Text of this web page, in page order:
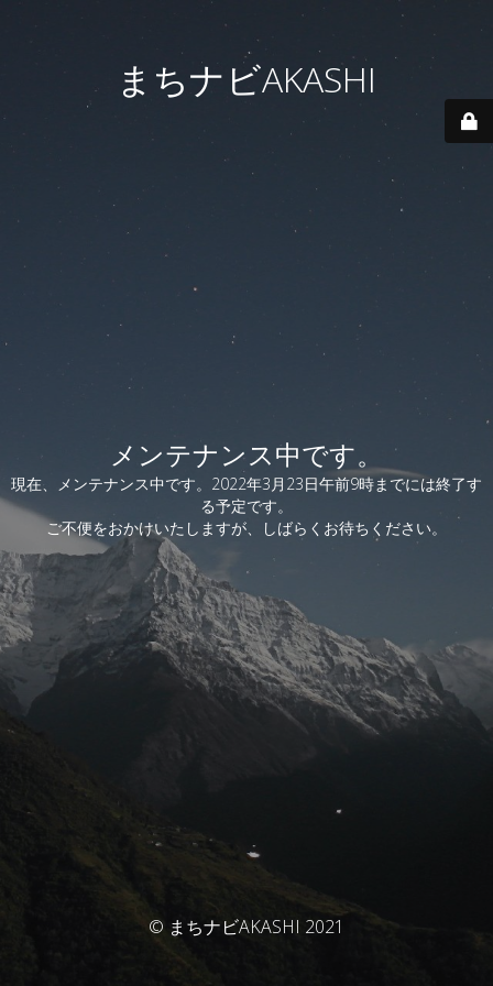
まちナビAKASHI
メンテナンス中です。
現在、メンテナンス中です。2022年3月23日午前9時までには終了す
る予定です。
ご不便をおかけいたしますが、しばらくお待ちください。
© まちナビAKASHI 2021